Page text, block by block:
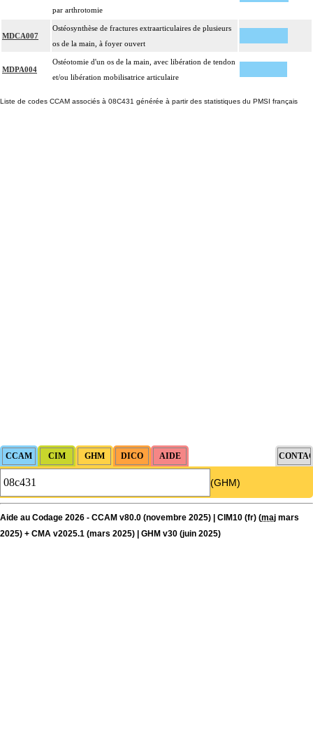
par arthrotomie
MDCA007
Ostéosynthèse de fractures extraarticulaires de plusieurs
os de la main, à foyer ouvert
MDPA004
Ostéotomie d'un os de la main, avec libération de tendon
et/ou libération mobilisatrice articulaire
Liste de codes CCAM associés à 08C431 générée à partir des statistiques du PMSI français
(GHM)
Aide au Codage 2026 - CCAM v80.0 (novembre 2025) | CIM10 (fr) (maj mars
2025) + CMA v2025.1 (mars 2025) | GHM v30 (juin 2025)